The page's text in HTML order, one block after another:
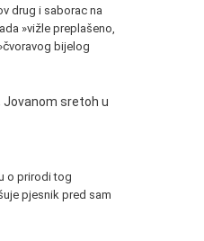
drug i saborac na
»vižle preplašeno,
bijelog
Jovanom sretoh u
o prirodi tog
pjesnik pred sam